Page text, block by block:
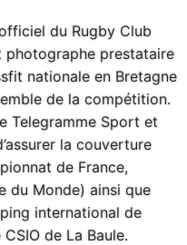
du Rugby Club
photographe prestataire
nationale en Bretagne
de la compétition.
Telegramme Sport et
la couverture
de France,
du Monde) ainsi que
international de
de La Baule.